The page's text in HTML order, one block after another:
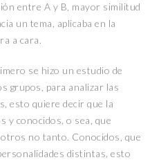
entre A y B, mayor similitud
un tema, aplicaba en la
a cara.
se hizo un estudio de
grupos, para analizar las
esto quiere decir que la
y conocidos, o sea, que
no tanto. Conocidos, que
distintas, esto